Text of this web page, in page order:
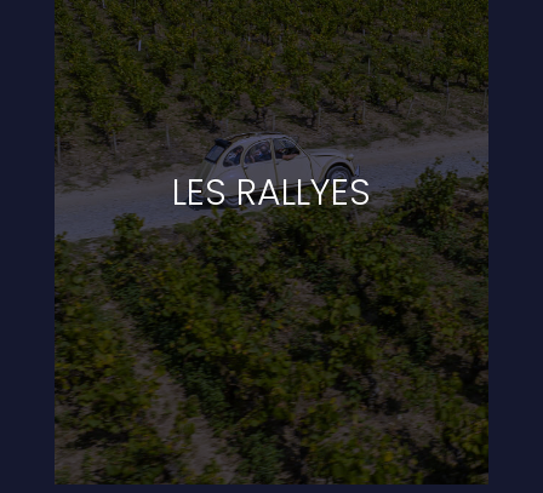
LES RALLYES